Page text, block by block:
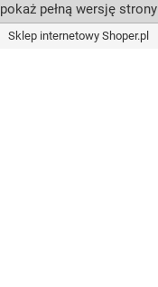
pokaż pełną wersję strony
Sklep internetowy Shoper.pl